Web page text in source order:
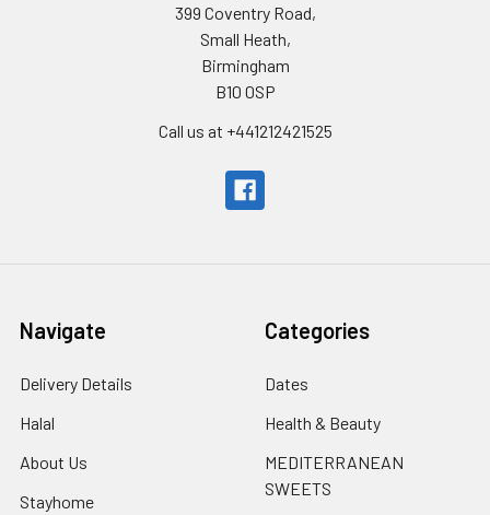
399 Coventry Road,
Small Heath,
Birmingham
B10 0SP
Call us at +441212421525
Navigate
Delivery Details
Halal
About Us
Stayhome
Categories
Dates
Health & Beauty
MEDITERRANEAN
SWEETS